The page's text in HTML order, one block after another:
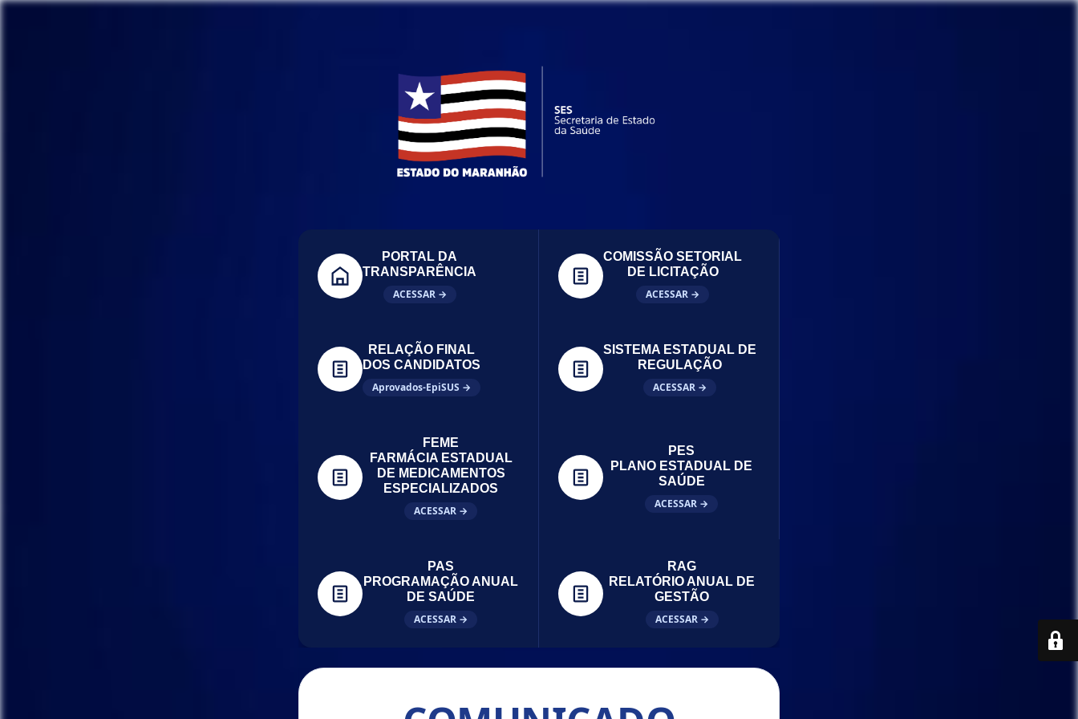
PORTAL DA
TRANSPARÊNCIA
ACESSAR →
COMISSÃO SETORIAL
DE LICITAÇÃO
ACESSAR →
RELAÇÃO FINAL
DOS CANDIDATOS
Aprovados-EpiSUS →
SISTEMA ESTADUAL DE
REGULAÇÃO
ACESSAR →
FEME
FARMÁCIA ESTADUAL
DE MEDICAMENTOS
ESPECIALIZADOS
ACESSAR →
PES
PLANO ESTADUAL DE
SAÚDE
ACESSAR →
PAS
PROGRAMAÇÃO ANUAL
DE SAÚDE
ACESSAR →
RAG
RELATÓRIO ANUAL DE
GESTÃO
ACESSAR →